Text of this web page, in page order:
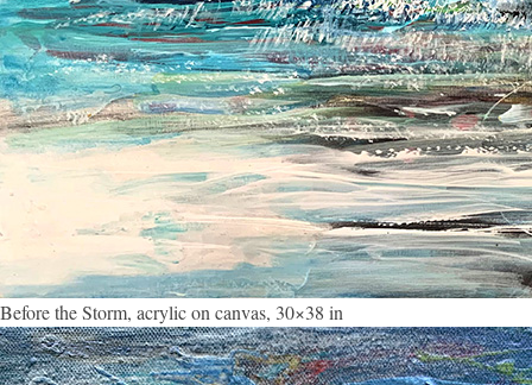
Before the Storm, acrylic on canvas, 30×38 in